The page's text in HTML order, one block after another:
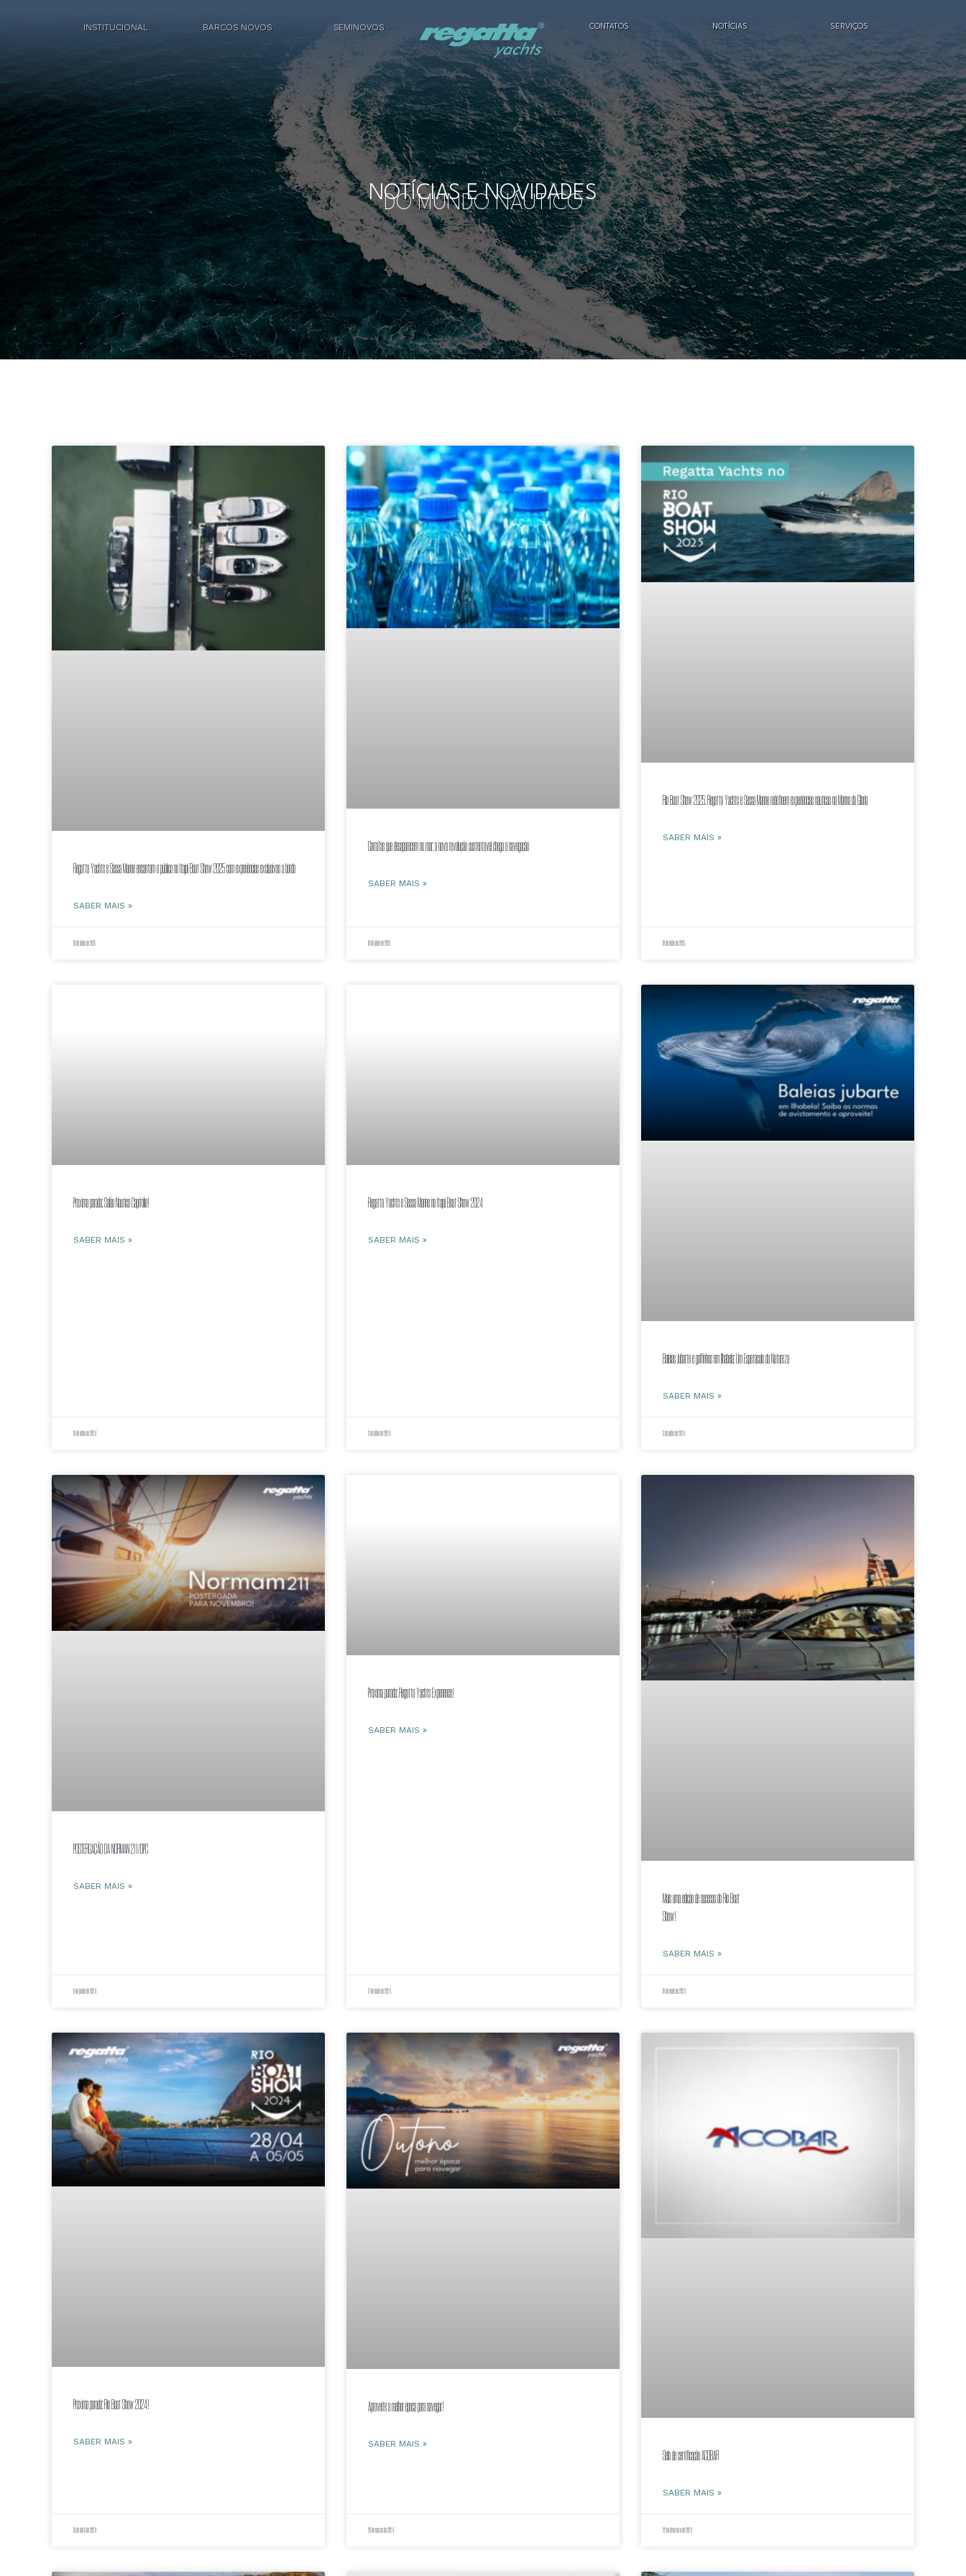
INSTITUCIONAL BARCOS NOVOS SEMINOVOS CONTATOS NOTÍCIAS SERVIÇOS
NOTÍCIAS E NOVIDADES
DO MUNDO NÁUTICO
Regatta Yachts e Sessa Marine encantam o público no Itajaí Boat Show 2025 com experiências exclusivas a bordo
SABER MAIS »
18 de julho de 2025
Garrafas que desaparecem no mar: a nova revolução sustentável chega à navegação
SABER MAIS »
18 de julho de 2025
Rio Boat Show 2025: Regatta Yachts e Sessa Marine redefinem experiências náuticas na Marina da Glória
SABER MAIS »
18 de julho de 2025
Próxima parada: Salão Náutico Capitólio!
SABER MAIS »
16 de julho de 2024
Regatta Yachts e Sessa Marine no Itajaí Boat Show 2024
SABER MAIS »
3 de julho de 2024
Baleias Jubarte e golfinhos em Ilhabela: Um Espetáculo da Natureza
SABER MAIS »
3 de julho de 2024
POSTERGAÇÃO DA NORMAN 211/DPC
SABER MAIS »
6 de junho de 2024
Próxima parada: Regatta Yachts Experience!
SABER MAIS »
17 de maio de 2024
Mais uma edição de sucesso do Rio Boat
SABER MAIS »
16 de maio de 2024
Próxima parada: Rio Boat Show 2024!
SABER MAIS »
19 de abril de 2024
Aproveite a melhor época para navegar!
SABER MAIS »
20 de março de 2024
Selo de certificação ACOBAR
SABER MAIS »
22 de fevereiro de 2024